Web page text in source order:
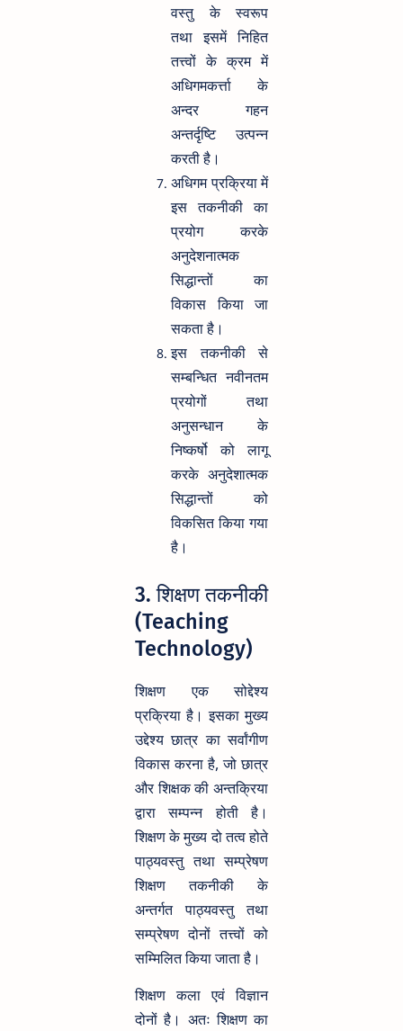
वस्तु के स्वरूप
तथा इसमें निहित
तत्त्वों के क्रम में
अधिगमकर्त्ता के
अन्दर गहन
अन्तर्दृष्टि उत्पन्न
करती है।
अधिगम प्रक्रिया में
इस तकनीकी का
प्रयोग करके
अनुदेशनात्मक
सिद्धान्तों का
विकास किया जा
सकता है।
इस तकनीकी से
सम्बन्धित नवीनतम
प्रयोगों तथा
अनुसन्धान के
निष्कर्षो को लागू
करके अनुदेशात्मक
सिद्धान्तों को
विकसित किया गया
है।
3. शिक्षण तकनीकी
(Teaching
Technology)
शिक्षण एक सोद्देश्य
प्रक्रिया है। इसका मुख्य
उद्देश्य छात्र का सर्वांगीण
विकास करना है, जो छात्र
और शिक्षक की अन्तक्रिया
द्वारा सम्पन्न होती है।
शिक्षण के मुख्य दो तत्व होते
पाठ्यवस्तु तथा सम्प्रेषण
शिक्षण तकनीकी के
अन्तर्गत पाठ्यवस्तु तथा
सम्प्रेषण दोनों तत्त्वों को
सम्मिलित किया जाता है।
शिक्षण कला एवं विज्ञान
दोनों है। अतः शिक्षण का